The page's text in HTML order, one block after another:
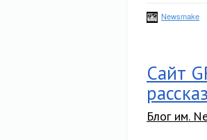
Newsmake
Сайт
Блог им.